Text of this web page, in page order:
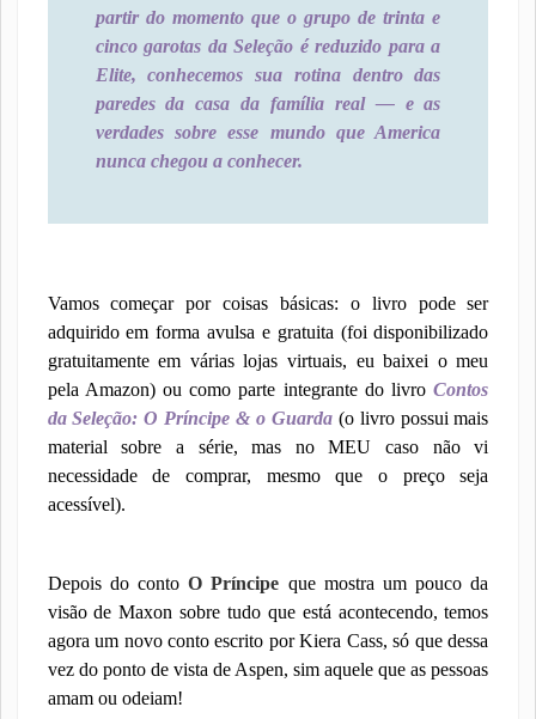
partir do momento que o grupo de trinta e
cinco garotas da Seleção é reduzido para a
Elite, conhecemos sua rotina dentro das
paredes da casa da família real — e as
verdades sobre esse mundo que America
nunca chegou a conhecer.
Vamos começar por coisas básicas: o livro pode ser
adquirido em forma avulsa e gratuita (foi disponibilizado
gratuitamente em várias lojas virtuais, eu baixei o meu
pela Amazon) ou como parte integrante do livroContos
da Seleção: O Príncipe & o Guarda(o livro possui mais
material sobre a série, mas no MEU caso não vi
necessidade de comprar, mesmo que o preço seja
acessível).
Depois do contoO Príncipe que mostra um pouco da
visão de Maxon sobre tudo que está acontecendo, temos
agora um novo conto escrito por Kiera Cass, só que dessa
vez do ponto de vista de Aspen, sim aquele que as pessoas
amam ou odeiam!